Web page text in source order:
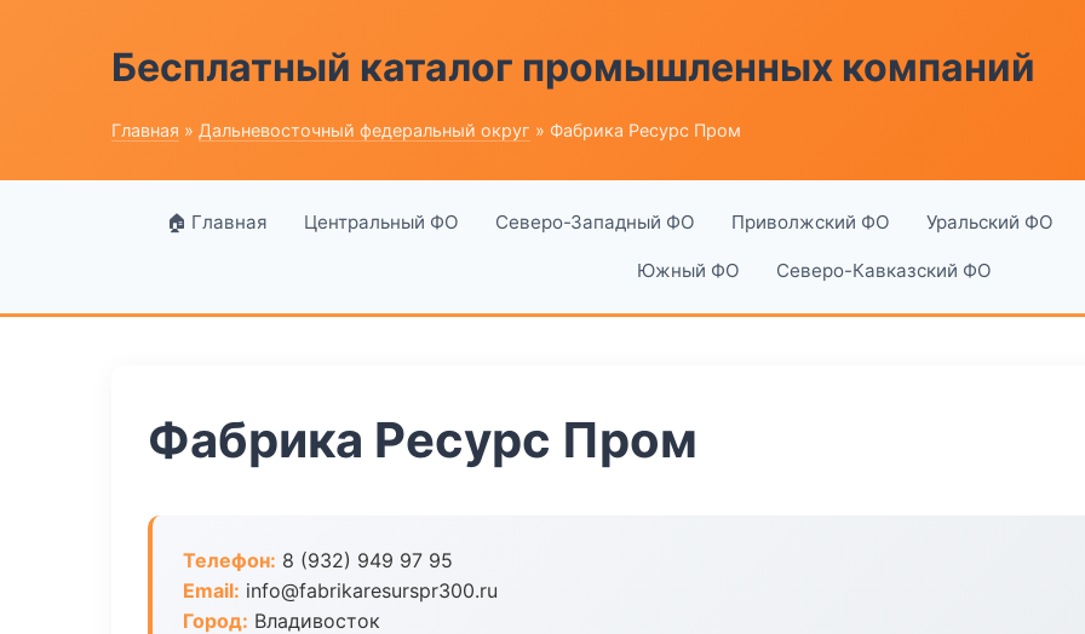
Бесплатный каталог промышленных компаний
Главная » Дальневосточный федеральный округ » Фабрика Ресурс Пром
🏠 Главная Центральный ФО Северо-Западный ФО Приволжский ФО Уральский ФО
Южный ФО Северо-Кавказский ФО
Фабрика Ресурс Пром
Телефон: 8 (932) 949 97 95
Email: info@fabrikaresurspr300.ru
Город: Владивосток